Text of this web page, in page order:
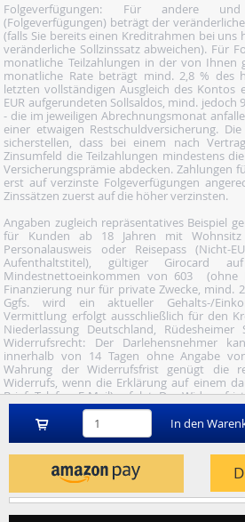
In den
Folgeverfügungen: Für andere
(Folgeverfügungen) beträgt der
(falls Sie bereits einen Kreditrahmen bei uns
veränderliche Sollzinssatz abweichen). Für
monatliche Teilzahlungen in der von Ihnen
monatliche Rate beträgt mind. 2,8 % des
letzten vollständigen Ausgleich des Kontos
EUR aufgerundeten Sollsaldos, mind. jedoch
- die im jeweiligen Abrechnungsmonat
einer etwaigen Restschuldversicherung.
sicherstellen, dass bei einem nach
Zinsumfeld die Teilzahlungen mindestens
Versicherungsprämie abdecken. Zahlungen
erst auf verzinste Folgeverfügungen
Zinssätzen zuerst auf die höher verzinsten.
Angaben zugleich repräsentatives Beispiel
für Kunden ab 18 Jahren mit Wohnsitz
Personalausweis oder Reisepass (Nicht-
Aufenthaltstitel), gültiger Girocard
Mindestnettoeinkommen von 603  (ohne
Finanzierung nur für private Zwecke, mind.
Ggfs. wird ein aktueller Gehalts-/
Vermittlung erfolgt ausschließlich für den
Niederlassung Deutschland,
Widerrufsrecht: Der Darlehensnehmer
innerhalb von 14 Tagen ohne Angabe
Wahrung der Widerrufsfrist genügt die
Widerrufs, wenn die Erklärung auf einem
Brief, Telefax, E-Mail) erfolgt. Der Widerruf
S.A. Niederlassung Deutschland,
03/34 69 54-09; Tel.: 02 03/
widerruf@consorsfinanz.de).
Nutze unser Midnight-Shopping und
Genauere Infos findest du
© 2026 by heise mindfactory gmbh